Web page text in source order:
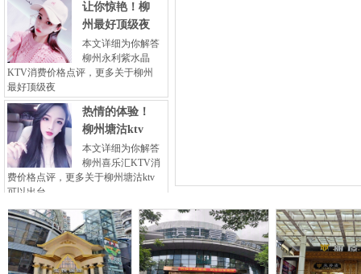
让你惊艳！柳
州最好顶级夜
本文详细为你解答
柳州永利紫水晶
KTV消费价格点评，更多关于柳州
最好顶级夜
热情的体验！
柳州塘沽ktv
本文详细为你解答
柳州喜乐汇KTV消
费价格点评，更多关于柳州塘沽ktv
可以出台
柳州柳州ktv荤
的小妹公主
本文详细为你解答
柳州宝丽金KTV消